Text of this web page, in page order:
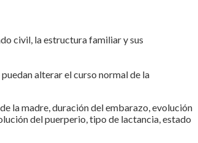
civil, la estructura familiar y sus
alterar el curso normal de la
la madre, duración del embarazo, evolución
del puerperio, tipo de lactancia, estado